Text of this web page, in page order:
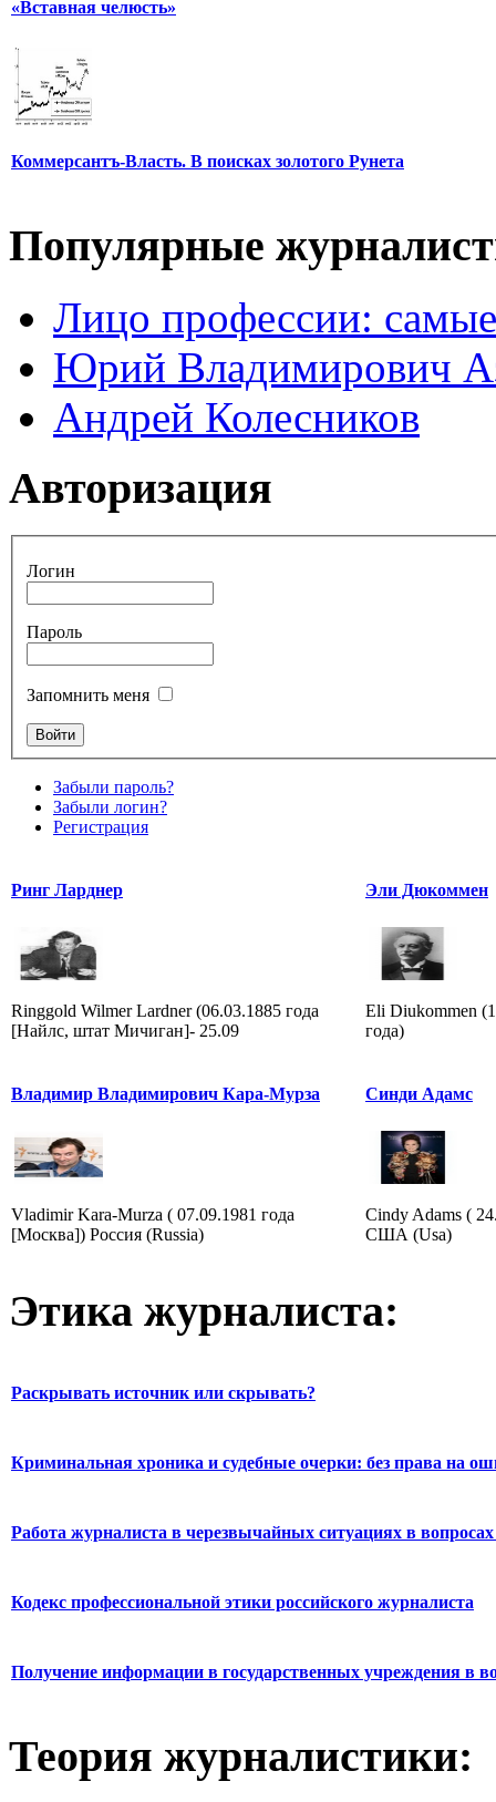
«Вставная челюсть»
Коммерсантъ-Власть. В поисках золотого Рунета
Популярные
Лицо профессии:
Юрий Владимирович
Андрей Колесников
Авторизация
Логин
Пароль
Запомнить меня
Забыли пароль?
Забыли логин?
Регистрация
Ринг Ларднер
Ringgold Wilmer Lardner (06.03.1885 года
[Найлс, штат Мичиган]- 25.09
Эли Дюкоммен
Eli Diukommen
года)
Владимир Владимирович Кара-Мурза
Vladimir Kara-Murza ( 07.09.1981 года
[Москва]) Россия (Russia)
Синди Адамс
Cindy Adams (
США (Usa)
Этика журналиста:
Раскрывать источник или скрывать?
Криминальная хроника и судебные очерки: без права на
Работа журналиста в черезвычайных ситуациях в вопросах
Кодекс профессиональной этики российского журналиста
Получение информации в государственных учреждения в
Теория журналистики: